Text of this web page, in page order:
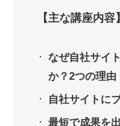
【主な講座内容】
なぜ自社サイ
か？2つの理由
自社サイトに
最短で成果を